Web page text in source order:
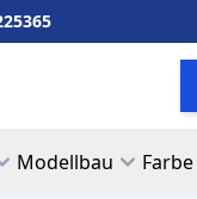
Modellbau Farbe